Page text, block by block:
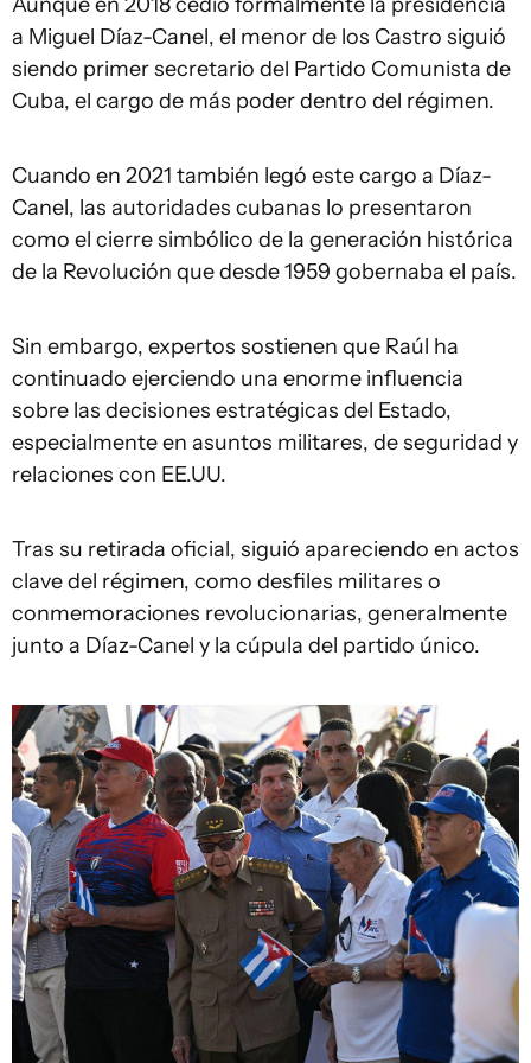
a Miguel Díaz-Canel, el menor de los Castro siguió
siendo primer secretario del Partido Comunista de
Cuba, el cargo de más poder dentro del régimen.
Cuando en 2021 también legó este cargo a Díaz-
Canel, las autoridades cubanas lo presentaron
como el cierre simbólico de la generación histórica
de la Revolución que desde 1959 gobernaba el país.
Sin embargo, expertos sostienen que Raúl ha
continuado ejerciendo una enorme influencia
sobre las decisiones estratégicas del Estado,
especialmente en asuntos militares, de seguridad y
relaciones con EE.UU.
Tras su retirada oficial, siguió apareciendo en actos
clave del régimen, como desfiles militares o
conmemoraciones revolucionarias, generalmente
junto a Díaz-Canel y la cúpula del partido único.